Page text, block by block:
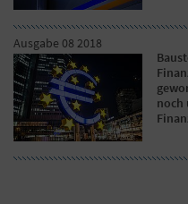
Ausgabe 08 2018
noch